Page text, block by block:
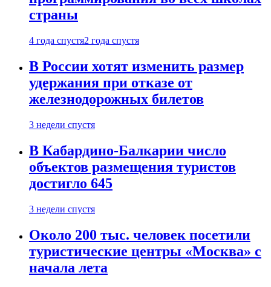
страны
4 года спустя2 года спустя
В России хотят изменить размер
удержания при отказе от
железнодорожных билетов
3 недели спустя
В Кабардино-Балкарии число
объектов размещения туристов
достигло 645
3 недели спустя
Около 200 тыс. человек посетили
туристические центры «Москва» с
начала лета